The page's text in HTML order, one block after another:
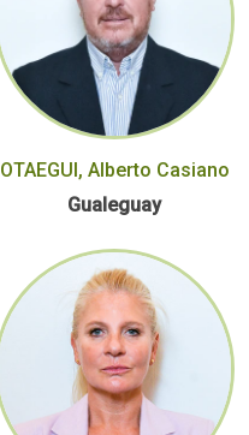
OTAEGUI, Alberto Casiano
Gualeguay